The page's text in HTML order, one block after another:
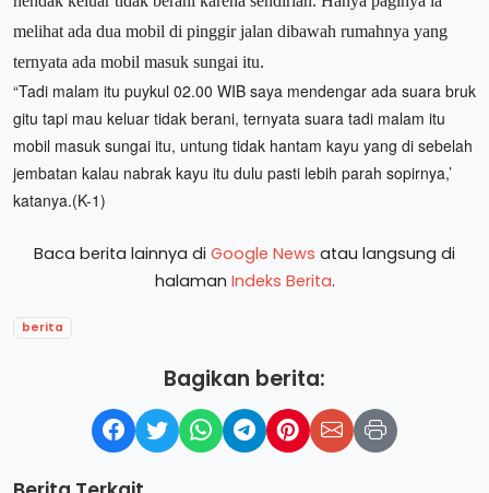
melihat ada dua mobil di pinggir jalan dibawah rumahnya yang
ternyata ada mobil masuk sungai itu.
“Tadi malam itu puykul 02.00 WIB saya mendengar ada suara bruk
gitu tapi mau keluar tidak berani, ternyata suara tadi malam itu
mobil masuk sungai itu, untung tidak hantam kayu yang di sebelah
jembatan kalau nabrak kayu itu dulu pasti lebih parah sopirnya,’
katanya.(K-1)
Baca berita lainnya di Google News atau langsung di
halaman Indeks Berita.
berita
Bagikan berita: